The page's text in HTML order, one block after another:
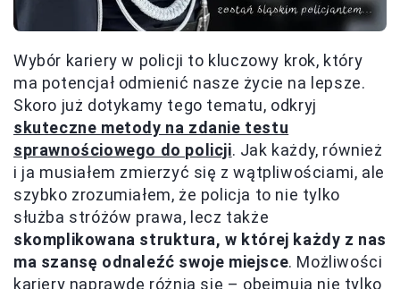
Wybór kariery w policji to kluczowy krok, który
ma potencjał odmienić nasze życie na lepsze.
Skoro już dotykamy tego tematu, odkryj
skuteczne metody na zdanie testu
sprawnościowego do policji. Jak każdy, również
i ja musiałem zmierzyć się z wątpliwościami, ale
szybko zrozumiałem, że policja to nie tylko
służba stróżów prawa, lecz także
skomplikowana struktura, w której każdy z nas
ma szansę odnaleźć swoje miejsce. Możliwości
kariery naprawdę różnią się – obejmują nie tylko